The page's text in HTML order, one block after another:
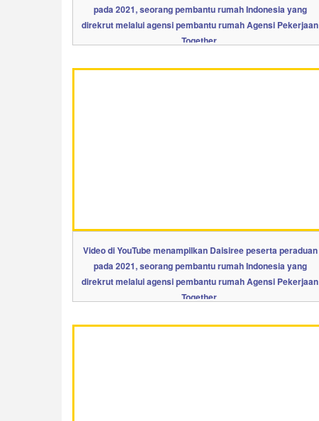
pada 2021, seorang pembantu rumah Indonesia yang
direkrut melalui agensi pembantu rumah Agensi Pekerjaan
Together.
Video di YouTube menampilkan Daisiree peserta peraduan
pada 2021, seorang pembantu rumah Indonesia yang
direkrut melalui agensi pembantu rumah Agensi Pekerjaan
Together.